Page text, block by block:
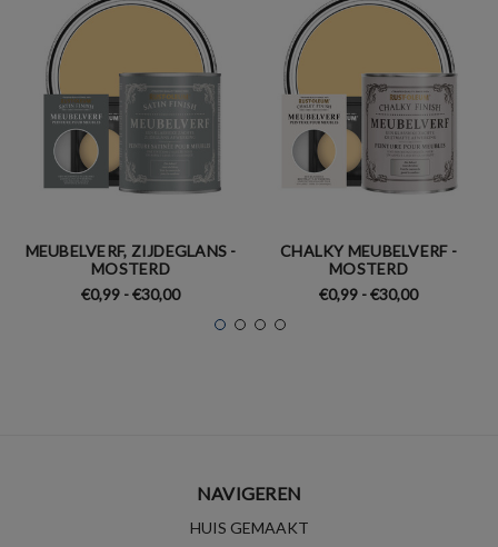
MEUBELVERF, ZIJDEGLANS -
MOSTERD
€0,99 - €30,00
CHALKY MEUBELVERF -
MOSTERD
€0,99 - €30,00
NAVIGEREN
HUIS GEMAAKT